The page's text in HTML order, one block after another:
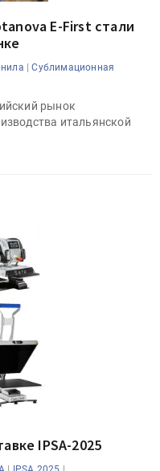
E-First стали
|Сублимационная
рынок
итальянской
IPSA-2025